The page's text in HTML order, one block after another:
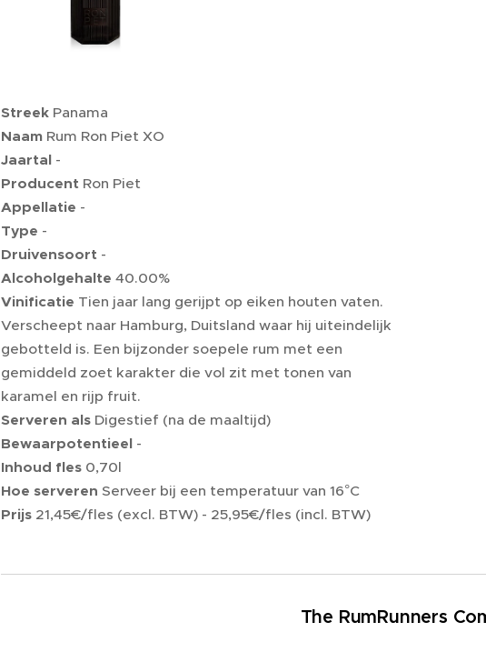
Streek Panama
Naam Rum Ron Piet XO
Jaartal -
Producent Ron Piet
Appellatie -
Type -
Druivensoort -
Alcoholgehalte 40.00%
Vinificatie Tien jaar lang gerijpt op eiken houten vaten.
Verscheept naar Hamburg, Duitsland waar hij uiteindelijk
gebotteld is. Een bijzonder soepele rum met een
gemiddeld zoet karakter die vol zit met tonen van
karamel en rijp fruit.
Serveren als Digestief (na de maaltijd)
Bewaarpotentieel -
Inhoud fles 0,70l
Hoe serveren Serveer bij een temperatuur van 16°C
Prijs 21,45€/fles (excl. BTW) - 25,95€/fles (incl. BTW)
The RumRunners